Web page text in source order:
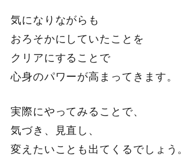
気になりながらも
おろそかにしていたことを
クリアにすることで
心身のパワーが高まってきます。
実際にやってみることで、
気づき、見直し、
変えたいことも出てくるでしょう。